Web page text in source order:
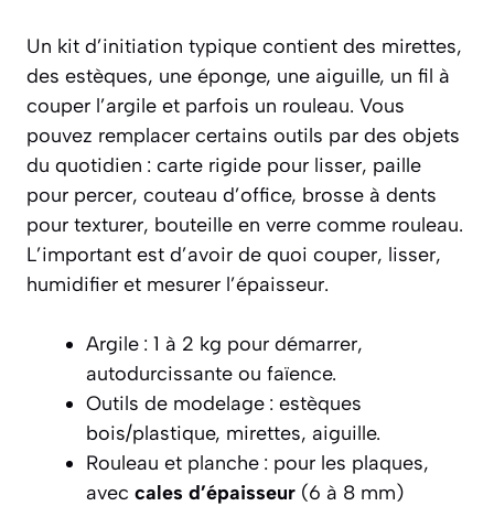
Un kit d’initiation typique contient des mirettes,
des estèques, une éponge, une aiguille, un fil à
couper l’argile et parfois un rouleau. Vous
pouvez remplacer certains outils par des objets
du quotidien : carte rigide pour lisser, paille
pour percer, couteau d’office, brosse à dents
pour texturer, bouteille en verre comme rouleau.
L’important est d’avoir de quoi couper, lisser,
humidifier et mesurer l’épaisseur.
Argile : 1 à 2 kg pour démarrer,
autodurcissante ou faïence.
Outils de modelage : estèques
bois/plastique, mirettes, aiguille.
Rouleau et planche : pour les plaques,
avec cales d’épaisseur (6 à 8 mm)